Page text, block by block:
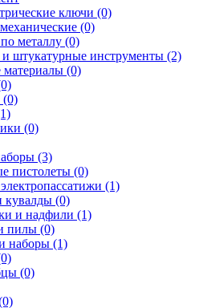
ключи (0)
(0)
металлу (0)
штукатурные инструменты (2)
материалы (0)
(0)
(0)
(3)
пистолеты (0)
(1)
кувалды (0)
и надфили (1)
пилы (0)
наборы (1)
(0)